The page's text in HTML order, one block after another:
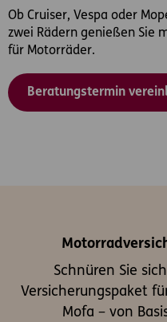
Ob Cruiser, Vespa oder
zwei Rädern genießen Sie
für Motorräder.
Beratungstermin
Schnüren Sie
Versicherungspaket
Mofa – von